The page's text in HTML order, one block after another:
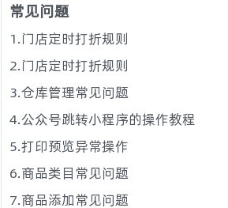
常见问题
1.门店定时打折规则
2.门店定时打折规则
3.仓库管理常见问题
4.公众号跳转小程序的操作教程
5.打印预览异常操作
6.商品类目常见问题
7.商品添加常见问题